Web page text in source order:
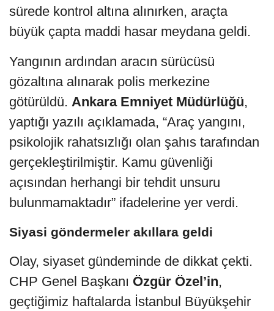
sürede kontrol altına alınırken, araçta
büyük çapta maddi hasar meydana geldi.
Yangının ardından aracın sürücüsü
gözaltına alınarak polis merkezine
götürüldü. Ankara Emniyet Müdürlüğü,
yaptığı yazılı açıklamada, “Araç yangını,
psikolojik rahatsızlığı olan şahıs tarafından
gerçekleştirilmiştir. Kamu güvenliği
açısından herhangi bir tehdit unsuru
bulunmamaktadır” ifadelerine yer verdi.
Siyasi göndermeler akıllara geldi
Olay, siyaset gündeminde de dikkat çekti.
CHP Genel Başkanı Özgür Özel’in,
geçtiğimiz haftalarda İstanbul Büyükşehir